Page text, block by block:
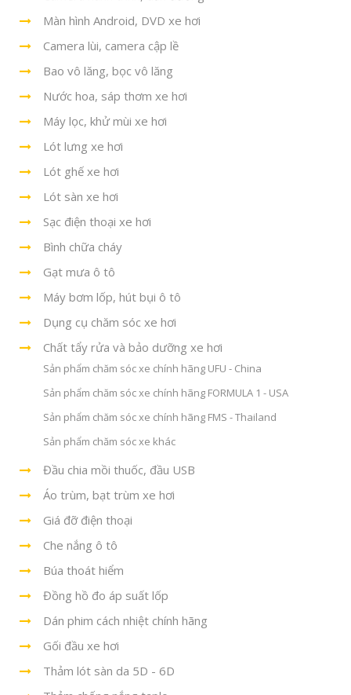
Màn hình Android, DVD xe hơi
Camera lùi, camera cập lề
Bao vô lăng, bọc vô lăng
Nước hoa, sáp thơm xe hơi
Máy lọc, khử mùi xe hơi
Lót lưng xe hơi
Lót ghế xe hơi
Lót sàn xe hơi
Sạc điện thoại xe hơi
Bình chữa cháy
Gạt mưa ô tô
Máy bơm lốp, hút bụi ô tô
Dụng cụ chăm sóc xe hơi
Chất tẩy rửa và bảo dưỡng xe hơi
Sản phẩm chăm sóc xe chính hãng UFU - China
Sản phẩm chăm sóc xe chính hãng FORMULA 1 - USA
Sản phẩm chăm sóc xe chính hãng FMS - Thailand
Sản phẩm chăm sóc xe khác
Đầu chia mồi thuốc, đầu USB
Áo trùm, bạt trùm xe hơi
Giá đỡ điện thoại
Che nắng ô tô
Búa thoát hiểm
Đồng hồ đo áp suất lốp
Dán phim cách nhiệt chính hãng
Gối đầu xe hơi
Thảm lót sàn da 5D - 6D